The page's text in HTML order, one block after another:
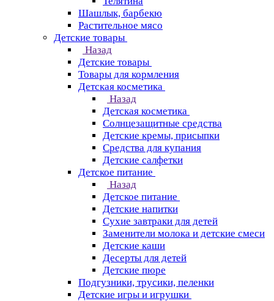
Шашлык, барбекю
Растительное мясо
Детские товары
Назад
Детские товары
Товары для кормления
Детская косметика
Назад
Детская косметика
Солнцезащитные средства
Детские кремы, присыпки
Средства для купания
Детские салфетки
Детское питание
Назад
Детское питание
Детские напитки
Сухие завтраки для детей
Заменители молока и детские смеси
Детские каши
Десерты для детей
Детские пюре
Подгузники, трусики, пеленки
Детские игры и игрушки